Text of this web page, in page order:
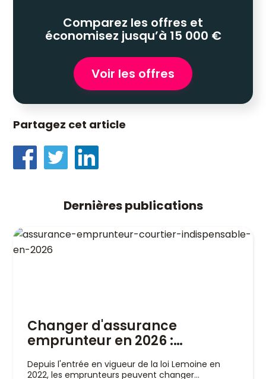
Comparez les offres et
économisez jusqu’à 15 000 €
Voir les offres
Partagez cet article
Dernières publications
Changer d'assurance
emprunteur en 2026 :
pourquoi un courtier est
indispensable
Depuis l'entrée en vigueur de la loi Lemoine en
2022, les emprunteurs peuvent changer